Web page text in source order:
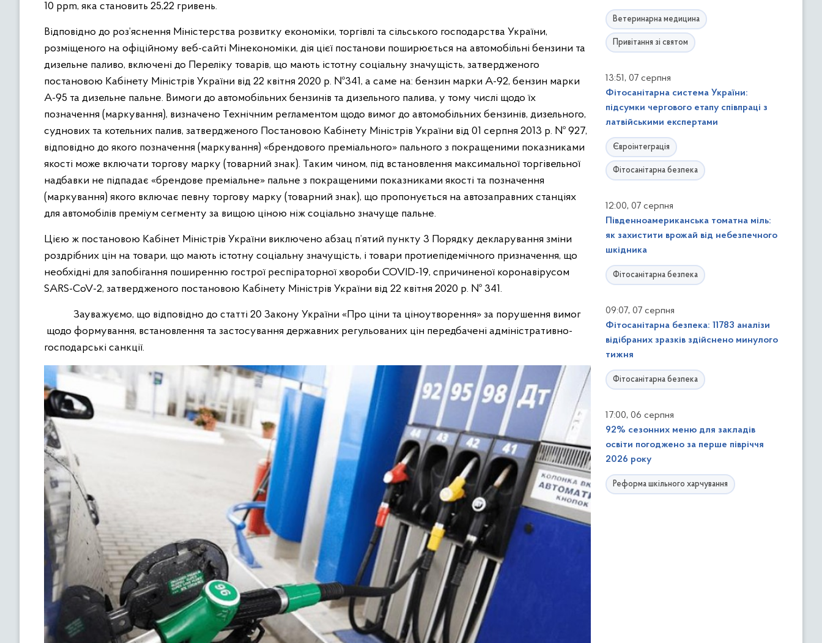
10 ppm, яка становить 25,22 гривень.
Відповідно до роз’яснення Міністерства розвитку економіки, торгівлі та сільського господарства України,
розміщеного на офіційному веб-сайті Мінекономіки, дія цієї постанови поширюється на автомобільні бензини та
дизельне паливо, включені до Переліку товарів, що мають істотну соціальну значущість, затвердженого
постановою Кабінету Міністрів України від 22 квітня 2020 р. №341, а саме на: бензин марки А-92, бензин марки
А-95 та дизельне пальне. Вимоги до автомобільних бензинів та дизельного палива, у тому числі щодо їх
позначення (маркування), визначено Технічним регламентом щодо вимог до автомобільних бензинів, дизельного,
суднових та котельних палив, затвердженого Постановою Кабінету Міністрів України від 01 серпня 2013 р. № 927,
відповідно до якого позначення (маркування) «брендового преміального» пального з покращеними показниками
якості може включати торгову марку (товарний знак). Таким чином, під встановлення максимальної торгівельної
надбавки не підпадає «брендове преміальне» пальне з покращеними показниками якості та позначення
(маркування) якого включає певну торгову марку (товарний знак), що пропонується на автозаправних станціях
для автомобілів преміум сегменту за вищою ціною ніж соціально значуще пальне.
Цією ж постановою Кабінет Міністрів України виключено абзац п’ятий пункту 3 Порядку декларування зміни
роздрібних цін на товари, що мають істотну соціальну значущість, і товари протиепідемічного призначення, що
необхідні для запобігання поширенню гострої респіраторної хвороби COVID-19, спричиненої коронавірусом
SARS-CoV-2, затвердженого постановою Кабінету Міністрів України від 22 квітня 2020 р. № 341.
Зауважуємо, що відповідно до статті 20 Закону України «Про ціни та ціноутворення» за порушення вимог
щодо формування, встановлення та застосування державних регульованих цін передбачені адміністративно-
господарські санкції.
Ветеринарна медицина
Привітання зі святом
13:51, 07 серпня
Фітосанітарна система України:
підсумки чергового етапу співпраці з
латвійськими експертами
Євроінтеграція
Фітосанітарна безпека
12:00, 07 серпня
Південноамериканська томатна міль:
як захистити врожай від небезпечного
шкідника
Фітосанітарна безпека
09:07, 07 серпня
Фітосанітарна безпека: 11783 аналізи
відібраних зразків здійснено минулого
тижня
Фітосанітарна безпека
17:00, 06 серпня
92% сезонних меню для закладів
освіти погоджено за перше півріччя
2026 року
Реформа шкільного харчування